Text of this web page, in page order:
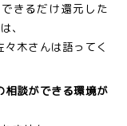
きるだけ還元した
、
木さんは語ってく
相談ができる環境が